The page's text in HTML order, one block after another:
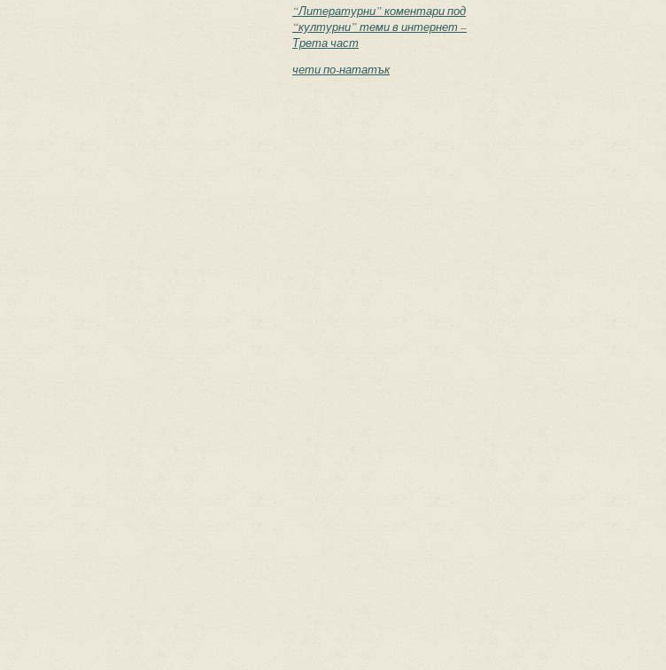
“Литературни” коментари под
“културни” теми в интернет –
Трета част
чети по-нататък